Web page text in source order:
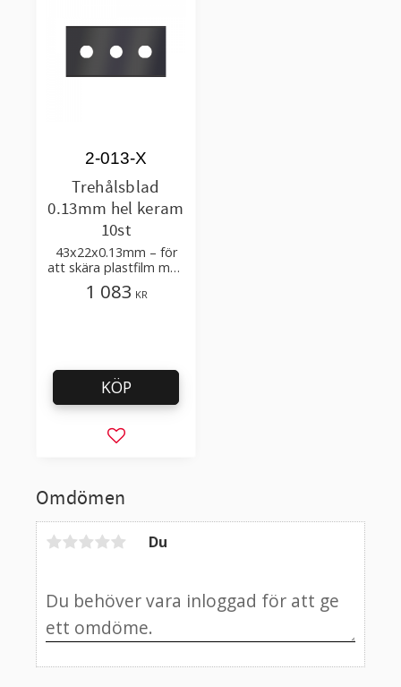
Omdömen
Du
Trehålsblad
0.13mm hel keram
10st
43x22x0.13mm – för
att skära plastfilm med
tillsatser, multilayer
2-013-X
1 083 KR
Lägg till i favoriter
KÖP